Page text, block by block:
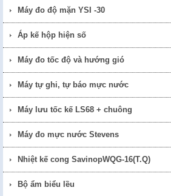
Máy đo độ mặn YSI -30
Áp kế hộp hiện số
Máy đo tốc độ và hướng gió
Máy tự ghi, tự báo mực nước
Máy lưu tốc kế LS68 + chuông
Máy đo mực nước Stevens
Nhiệt kế cong SavinopWQG-16(T.Q)
Bộ ẩm biểu lều